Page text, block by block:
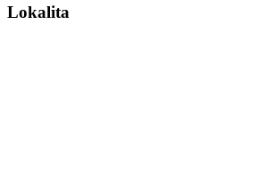
Lokalita